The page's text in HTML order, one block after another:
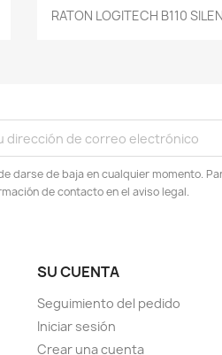
Vista rápida
RATON LOGITECH B110
darse de baja en cualquier momento.
de contacto en el aviso legal.
SU CUENTA
Seguimiento del pedido
Iniciar sesión
Crear una cuenta